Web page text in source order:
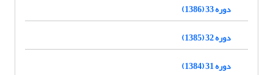
دوره 33 (1386)
دوره 32 (1385)
دوره 31 (1384)